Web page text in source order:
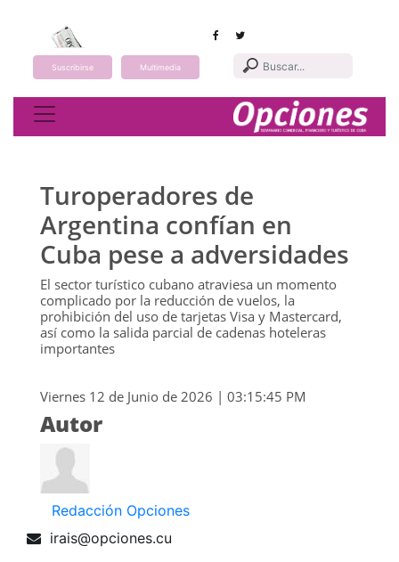
Suscribirse Multimedia
Toggle navigation
Turoperadores de
Argentina confían en
Cuba pese a adversidades
El sector turístico cubano atraviesa un momento
complicado por la reducción de vuelos, la
prohibición del uso de tarjetas Visa y Mastercard,
así como la salida parcial de cadenas hoteleras
importantes
Viernes 12 de Junio de 2026 | 03:15:45 PM
Autor
Redacción Opciones
irais@opciones.cu